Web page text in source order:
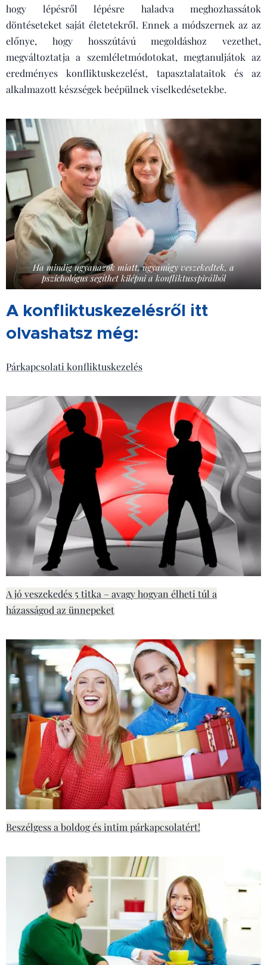
hogy lépésről lépésre haladva meghozhassátok
döntéseteket saját életetekről. Ennek a módszernek az az
előnye, hogy hosszútávú megoldáshoz vezethet,
megváltoztatja a szemléletmódotokat, megtanuljátok az
eredményes konfliktuskezelést, tapasztalataitok és az
alkalmazott készségek beépülnek viselkedésetekbe.
Ha mindig ugyanazok miatt, ugyanúgy veszekedtek, a
pszichológus segíthet kilépni a konfliktusspirálból
A konfliktuskezelésről itt
olvashatsz még:
Párkapcsolati konfliktuskezelés
A jó veszekedés 5 titka – avagy hogyan élheti túl a
házasságod az ünnepeket
Beszélgess a boldog és intim párkapcsolatért!